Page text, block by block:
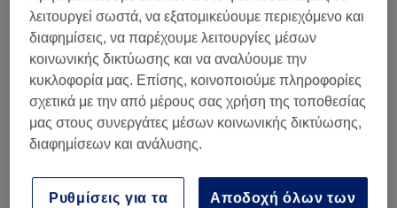
Προσωπικό
Φιλτράρισμα κριτικών
Υπηρεσία Όλες οι υπηρεσίες
λειτουργεί σωστά, να εξατομικεύουμε περιεχόμενο και
διαφημίσεις, να παρέχουμε λειτουργίες μέσων
κοινωνικής δικτύωσης και να αναλύουμε την
κυκλοφορία μας. Επίσης, κοινοποιούμε πληροφορίες
σχετικά με την από μέρους σας χρήση της τοποθεσίας
μας στους συνεργάτες μέσων κοινωνικής δικτύωσης,
διαφημίσεων και ανάλυσης.
Αποδοχή όλων των
Ρυθμίσεις για τα